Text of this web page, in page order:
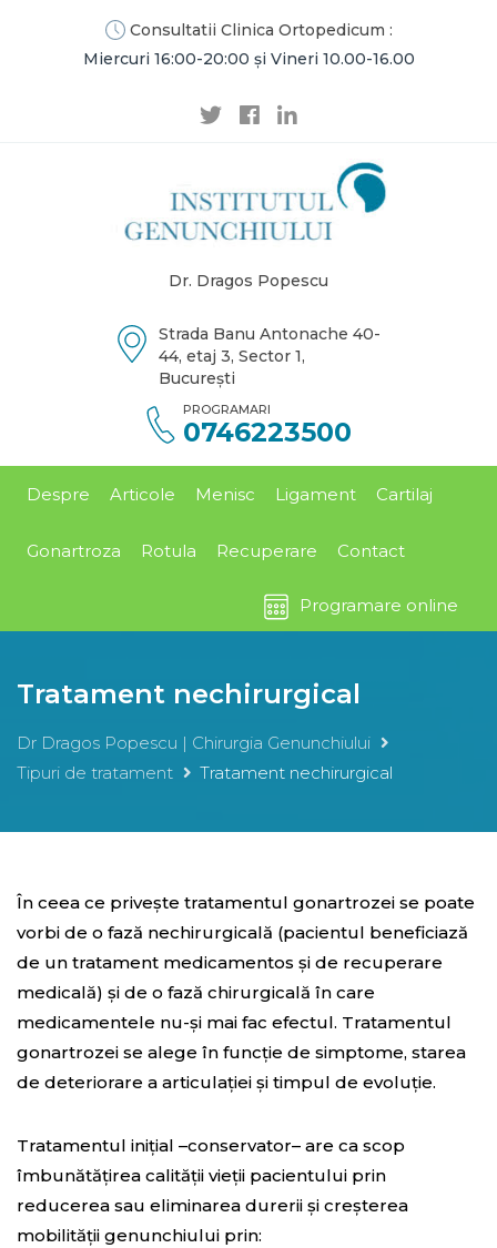
Consultatii Clinica Ortopedicum :
Miercuri 16:00-20:00 și Vineri 10.00-16.00
Dr. Dragos Popescu
Strada Banu Antonache 40-
44, etaj 3, Sector 1,
București
PROGRAMARI
0746223500
Despre Articole Menisc Ligament Cartilaj
Gonartroza Rotula Recuperare Contact
Programare online
Tratament nechirurgical
Dr Dragos Popescu | Chirurgia Genunchiului
Tipuri de tratament
Tratament nechirurgical
În ceea ce privește tratamentul gonartrozei se poate
vorbi de o fază nechirurgicală (pacientul beneficiază
de un tratament medicamentos și de recuperare
medicală) și de o fază chirurgicală în care
medicamentele nu-și mai fac efectul. Tratamentul
gonartrozei se alege în funcție de simptome, starea
de deteriorare a articulației și timpul de evoluție.
Tratamentul inițial –conservator– are ca scop
îmbunătățirea calității vieții pacientului prin
reducerea sau eliminarea durerii și creșterea
mobilității genunchiului prin: